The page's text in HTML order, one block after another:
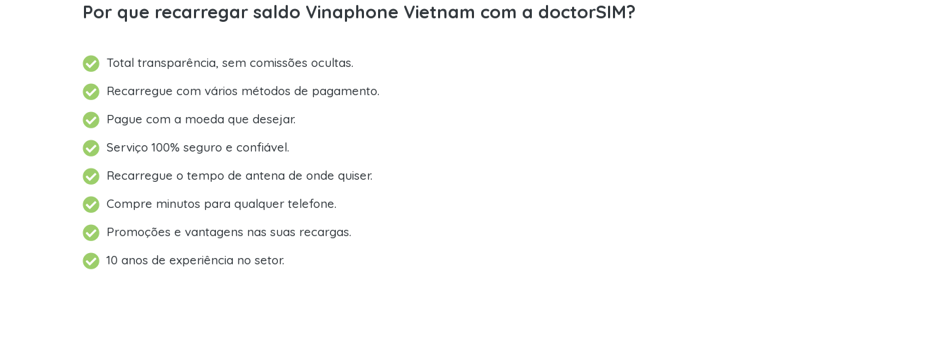
Por que recarregar saldo Vinaphone Vietnam com a doctorSIM?
Total transparência, sem comissões ocultas.
Recarregue com vários métodos de pagamento.
Pague com a moeda que desejar.
Serviço 100% seguro e confiável.
Recarregue o tempo de antena de onde quiser.
Compre minutos para qualquer telefone.
Promoções e vantagens nas suas recargas.
10 anos de experiência no setor.